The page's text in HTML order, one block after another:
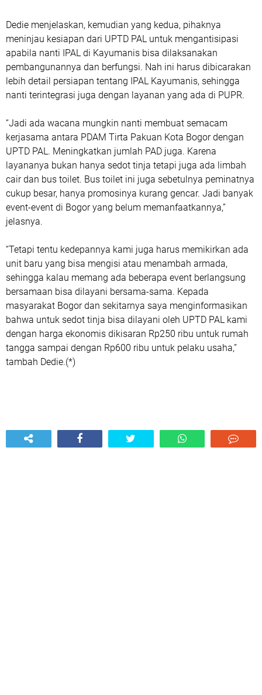
Dedie menjelaskan, kemudian yang kedua, pihaknya
meninjau kesiapan dari UPTD PAL untuk mengantisipasi
apabila nanti IPAL di Kayumanis bisa dilaksanakan
pembangunannya dan berfungsi. Nah ini harus dibicarakan
lebih detail persiapan tentang IPAL Kayumanis, sehingga
nanti ter­integrasi juga dengan layanan yang ada di PUPR.
“Jadi ada wacana mungkin nanti membuat semacam
kerjasama an­tara PDAM Tirta Pakuan Kota Bogor dengan
UPTD PAL. Meningkatkan jumlah PAD juga. Karena
layananya bukan hanya sedot tinja tetapi juga ada limbah
cair dan bus toilet. Bus toilet ini juga sebetulnya peminatnya
cukup besar, hanya promosinya kurang gencar. Jadi banyak
event-event di Bogor yang belum me­­manfaatkannya,”
jelasnya.
“Tetapi tentu kedepannya kami juga harus memikirkan ada
unit baru yang bisa mengisi atau menambah armada,
sehingga kalau memang ada beberapa event berlangsung
bersamaan bisa dilayani bersama-sama. Kepada
masyarakat Bogor dan sekitarnya saya menginformasikan
bahwa untuk sedot tinja bisa dilayani oleh UPTD PAL kami
dengan harga ekonomis dikisaran Rp250 ribu untuk rumah
tangga sampai dengan Rp600 ribu untuk pelaku usaha,”
tambah Dedie.(*)